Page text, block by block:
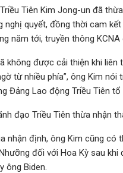
Tiên Kim Jong-un đã
nghị quyết, đồng thời cam
năm tới, truyền thông
không được cải thiện khi
từ nhiều phía”, ông Kim
Đảng Lao động Triều Tiên
đạo Triều Tiên thừa nhận
nhận định, ông Kim cũng
đối với Hoa Kỳ sau
ông Biden.